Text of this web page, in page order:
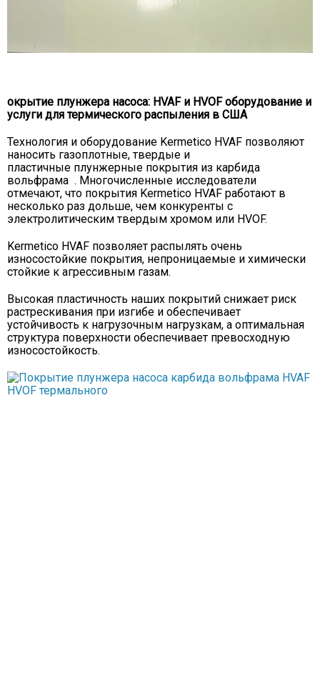
окрытие плунжера насоса: HVAF и HVOF оборудование и
услуги для термического распыления в США
Технология и оборудование Kermetico HVAF позволяют
наносить газоплотные, твердые и
пластичные плунжерные покрытия из карбида
вольфрама . Многочисленные исследователи
отмечают, что покрытия Kermetico HVAF работают в
несколько раз дольше, чем конкуренты с
электролитическим твердым хромом или HVOF.
Kermetico HVAF позволяет распылять очень
износостойкие покрытия, непроницаемые и химически
стойкие к агрессивным газам.
Высокая пластичность наших покрытий снижает риск
растрескивания при изгибе и обеспечивает
устойчивость к нагрузочным нагрузкам, а оптимальная
структура поверхности обеспечивает превосходную
износостойкость.